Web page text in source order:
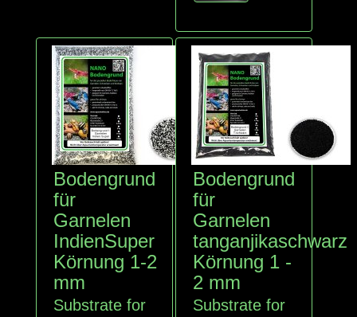
Bodengrund
für
Garnelen
IndienSuper
Körnung 1-2
mm
Substrate for
Bodengrund
für
Garnelen
tanganjikaschwarz
Körnung 1 -
2 mm
Substrate for